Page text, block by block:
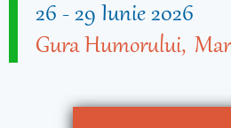
26 -29 Iunie 2026
Gura Humorului